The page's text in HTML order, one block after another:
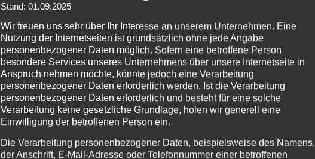
Stand: 01.09.2025
Wir freuen uns sehr über Ihr Interesse an unserem Unternehmen. Eine
Nutzung der Internetseiten ist grundsätzlich ohne jede Angabe
personenbezogener Daten möglich. Sofern eine betroffene Person
besondere Services unseres Unternehmens über unsere Internetseite in
Anspruch nehmen möchte, könnte jedoch eine Verarbeitung
personenbezogener Daten erforderlich werden. Ist die Verarbeitung
personenbezogener Daten erforderlich und besteht für eine solche
Verarbeitung keine gesetzliche Grundlage, holen wir generell eine
Einwilligung der betroffenen Person ein.
Die Verarbeitung personenbezogener Daten, beispielsweise des Namens,
der Anschrift, E-Mail-Adresse oder Telefonnummer einer betroffenen